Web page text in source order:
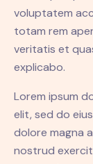
voluptatem
totam rem
veritatis et
explicabo.
Lorem ipsum
elit, sed do
dolore magna
nostrud